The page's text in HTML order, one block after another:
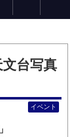
台写真
イベント